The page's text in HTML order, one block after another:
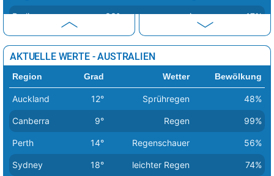
Berlin 33° sonnig 17%
Bern 30° Regenschauer 46%
Bratislava 31°
Brüssel sonnig 16%
Budapest sonnig 5%
Bukarest sonnig 6%
Chisinau sonnig 2%
Dublin Sprühregen 52%
AKTUELLE WERTE - AUSTRALIEN
Region Grad Wetter Bewölkung
Auckland 12° Sprühregen 48%
Canberra 9° Regen 99%
Perth 14° Regenschauer 56%
Sydney 18° leichter Regen 74%